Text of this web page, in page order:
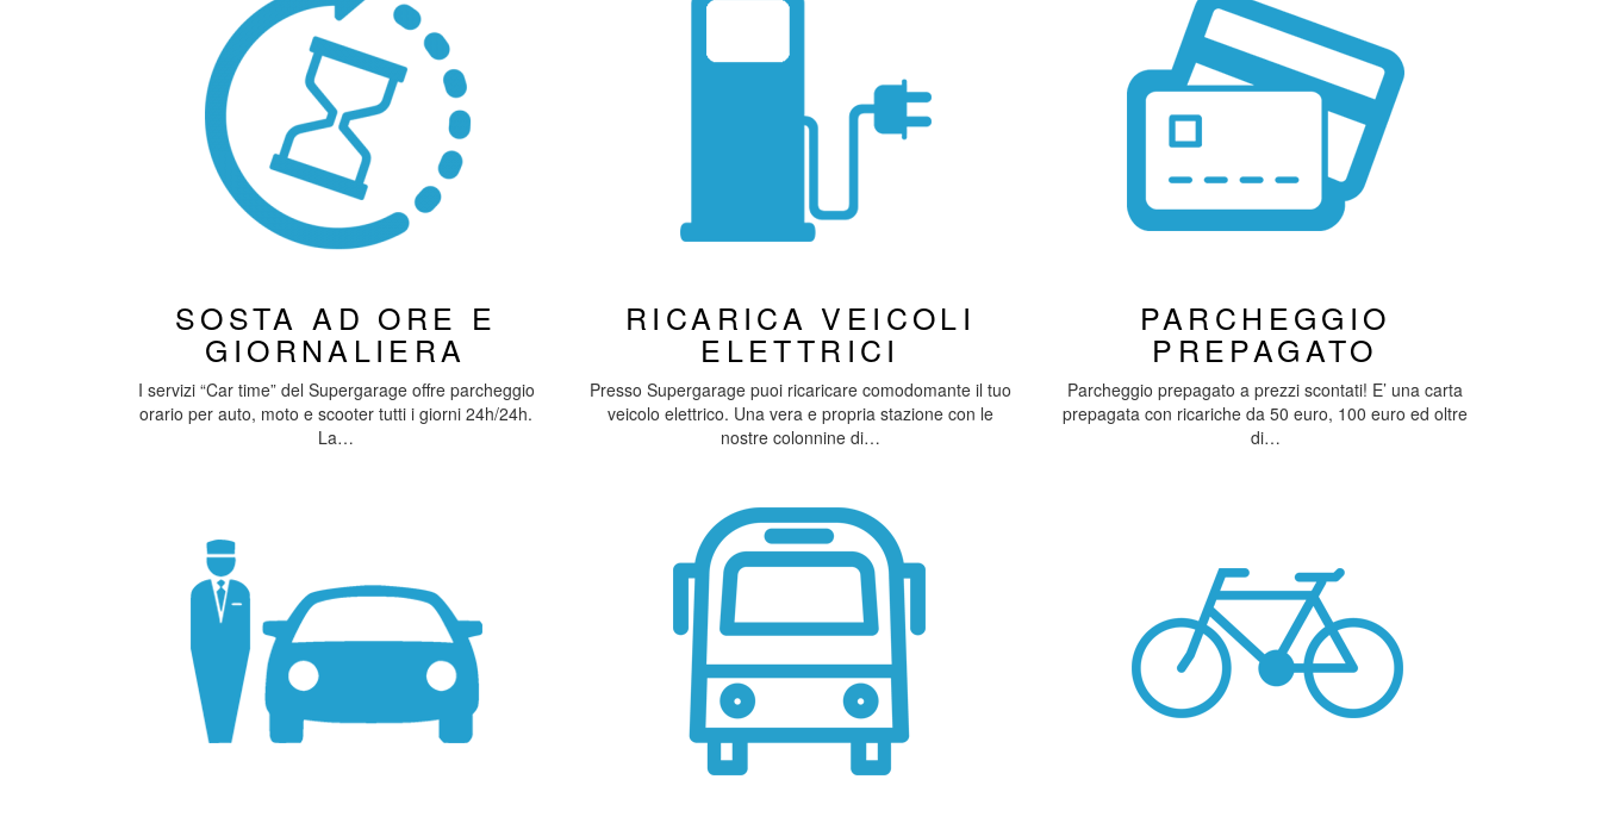
SOSTA AD ORE E
GIORNALIERA
I servizi “Car time” del Supergarage offre parcheggio
orario per auto, moto e scooter tutti i giorni 24h/24h.
La…
RICARICA VEICOLI
ELETTRICI
Presso Supergarage puoi ricaricare comodomante il tuo
veicolo elettrico. Una vera e propria stazione con le
nostre colonnine di…
PARCHEGGIO
PREPAGATO
Parcheggio prepagato a prezzi scontati! E’ una carta
prepagata con ricariche da 50 euro, 100 euro ed oltre
di…